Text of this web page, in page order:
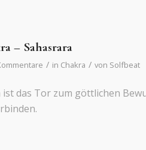
– Sahasrara
/ in Chakra / von Solfbeat
das Tor zum göttlichen